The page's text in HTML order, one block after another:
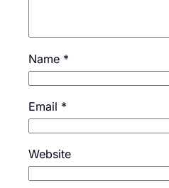
Name *
Email *
Website